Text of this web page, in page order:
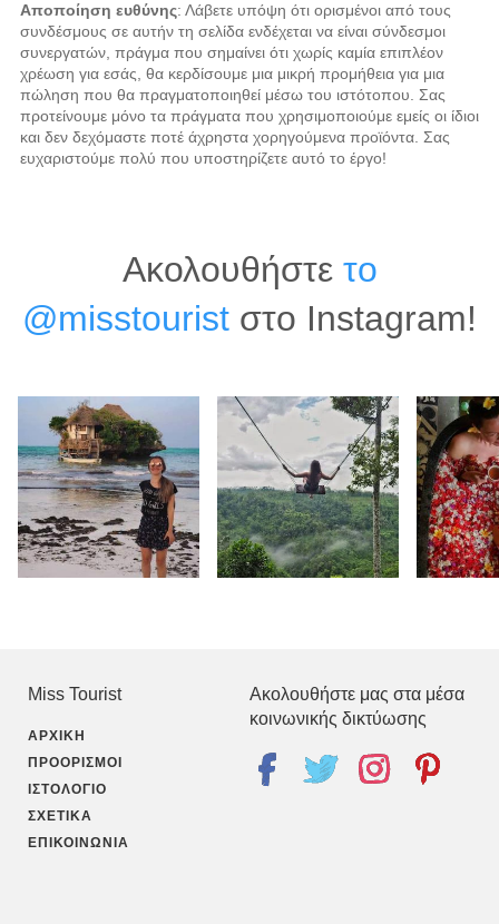
Αποποίηση ευθύνης: Λάβετε υπόψη ότι ορισμένοι από τους
συνδέσμους σε αυτήν τη σελίδα ενδέχεται να είναι σύνδεσμοι
συνεργατών, πράγμα που σημαίνει ότι χωρίς καμία επιπλέον
χρέωση για εσάς, θα κερδίσουμε μια μικρή προμήθεια για μια
πώληση που θα πραγματοποιηθεί μέσω του ιστότοπου. Σας
προτείνουμε μόνο τα πράγματα που χρησιμοποιούμε εμείς οι ίδιοι
και δεν δεχόμαστε ποτέ άχρηστα χορηγούμενα προϊόντα. Σας
ευχαριστούμε πολύ που υποστηρίζετε αυτό το έργο!
Ακολουθήστε το
@misstourist στο Instagram!
Miss Tourist
ΑΡΧΙΚΉ
ΠΡΟΟΡΙΣΜΟΊ
ΙΣΤΟΛΌΓΙΟ
ΣΧΕΤΙΚΆ
ΕΠΙΚΟΙΝΩΝΊΑ
Ακολουθήστε μας στα μέσα
κοινωνικής δικτύωσης